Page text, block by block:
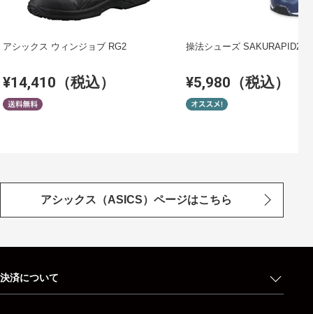
アシックス ウィンジョブ RG2
¥14,410（税込）
操法シューズ SAKURAPID2
¥5,980（税込）
アシックス（ASICS）ページはこちら
決済について